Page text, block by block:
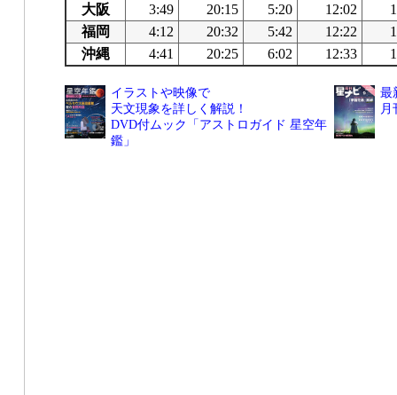
大阪
3:49 20:15 5:20 12:02
福岡
4:12 20:32 5:42 12:22
沖縄
4:41 20:25 6:02 12:33
イラストや映像で
天文現象を詳しく解説！
DVD付ムック「アストロガイド 星空年
鑑」
最
月